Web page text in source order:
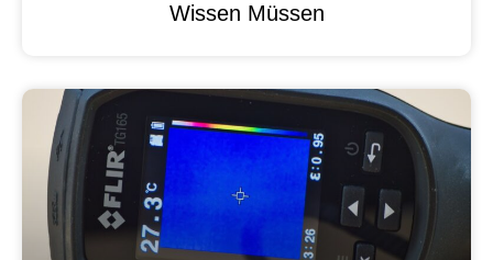
Wissen Müssen